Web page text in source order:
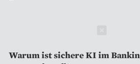
Warum ist sichere KI im